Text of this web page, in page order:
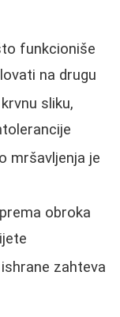
funkcioniše
na drugu
sliku,
mršavljenja je
obroka
zahteva